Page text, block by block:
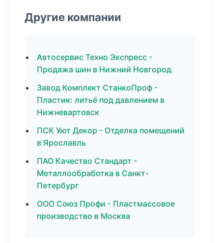
Другие компании
Автосервис Техно Экспресс -
Продажа шин в Нижний Новгород
Завод Комплект СтанкоПроф -
Пластик: литьё под давлением в
Нижневартовск
ПСК Уют Декор - Отделка помещений
в Ярославль
ПАО Качество Стандарт -
Металлообработка в Санкт-
Петербург
ООО Союз Профи - Пластмассовое
производство в Москва